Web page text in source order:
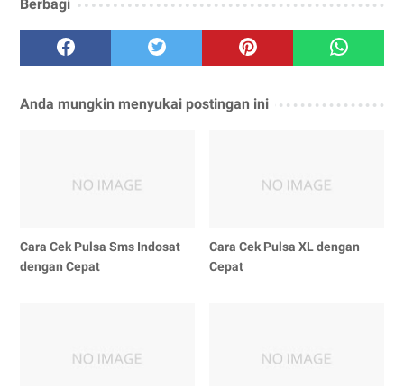
Berbagi
Anda mungkin menyukai postingan ini
Cara Cek Pulsa Sms Indosat
dengan Cepat
Cara Cek Pulsa XL dengan
Cepat